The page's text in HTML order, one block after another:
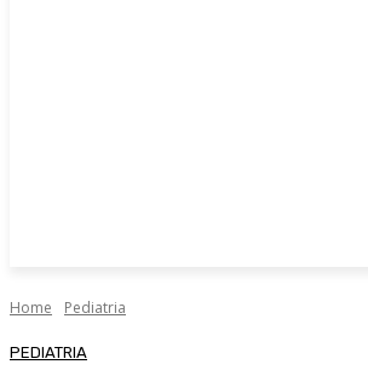
Home Pediatria
PEDIATRIA